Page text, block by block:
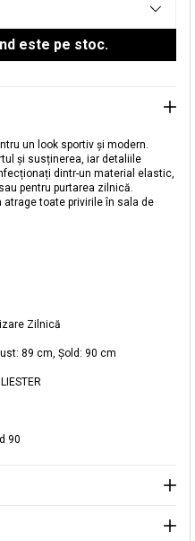
este pe stoc.
un look sportiv și modern.
și susținerea, iar detaliile
dintr-un material elastic,
pentru purtarea zilnică.
atrage toate privirile în sala de
Zilnică
89 cm, Șold: 90 cm
90
pe care îl căutați
țară și oraș.
stoc
în stoc, vă
la adresa
cu Talie Înaltă
coș